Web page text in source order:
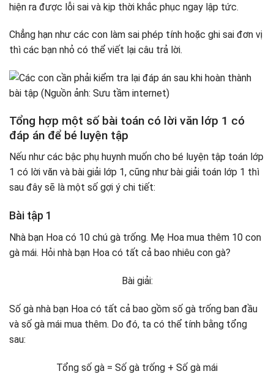
hiện ra được lỗi sai và kịp thời khắc phục ngay lập tức.
Chẳng hạn như các con làm sai phép tính hoặc ghi sai đơn vị
thì các bạn nhỏ có thể viết lại câu trả lời.
Tổng hợp một số bài toán có lời văn lớp 1 có
đáp án để bé luyện tập
Nếu như các bậc phụ huynh muốn cho bé luyện tập toán lớp
1 có lời văn và bài giải lớp 1, cũng như bài giải toán lớp 1 thì
sau đây sẽ là một số gợi ý chi tiết:
Bài tập 1
Nhà bạn Hoa có 10 chú gà trống. Mẹ Hoa mua thêm 10 con
gà mái. Hỏi nhà bạn Hoa có tất cả bao nhiêu con gà?
Bài giải:
Số gà nhà bạn Hoa có tất cả bao gồm số gà trống ban đầu
và số gà mái mua thêm. Do đó, ta có thể tính bằng tổng
sau:
Tổng số gà = Số gà trống + Số gà mái